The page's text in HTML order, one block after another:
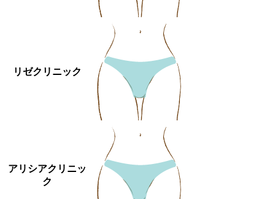
リゼクリニック
アリシアクリニッ
ク